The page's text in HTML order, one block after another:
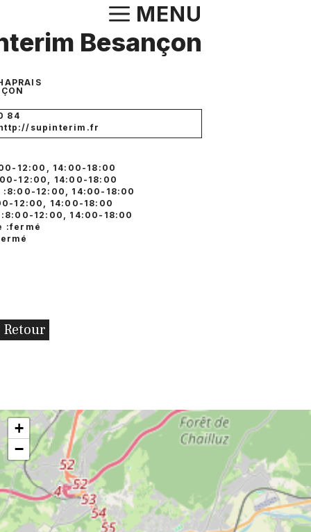
au
contenu
MENU
Besançon
84
supinterim.fr
12:00, 14:00-18:00
12:00, 14:00-18:00
12:00, 14:00-18:00
12:00, 14:00-18:00
12:00, 14:00-18:00
:fermé
Retour
+
−